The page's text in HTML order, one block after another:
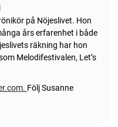
på Nöjeslivet. Hon
års erfarenhet i både
räkning har hon
Melodifestivalen, Let’s
. Följ Susanne